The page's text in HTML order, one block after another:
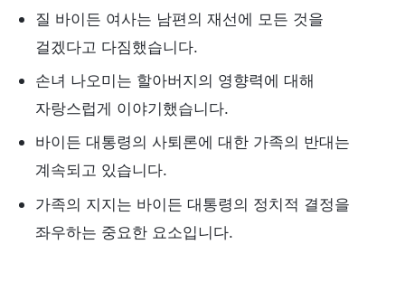
질 바이든 여사는 남편의 재선에 모든 것을
걸겠다고 다짐했습니다.
손녀 나오미는 할아버지의 영향력에 대해
자랑스럽게 이야기했습니다.
바이든 대통령의 사퇴론에 대한 가족의 반대는
계속되고 있습니다.
가족의 지지는 바이든 대통령의 정치적 결정을
좌우하는 중요한 요소입니다.